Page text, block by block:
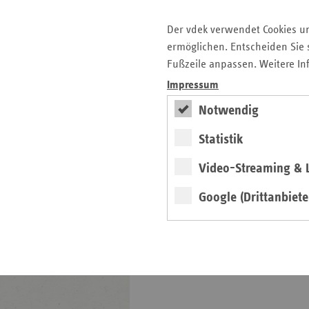
Der vdek verwendet Cookies
ermöglichen. Entscheiden
Fußzeile anpassen. Weitere
Impressum
Notwendig
Statistik
Video-Streaming &
Google
Verwaltungskosten in
der GKV
weiter